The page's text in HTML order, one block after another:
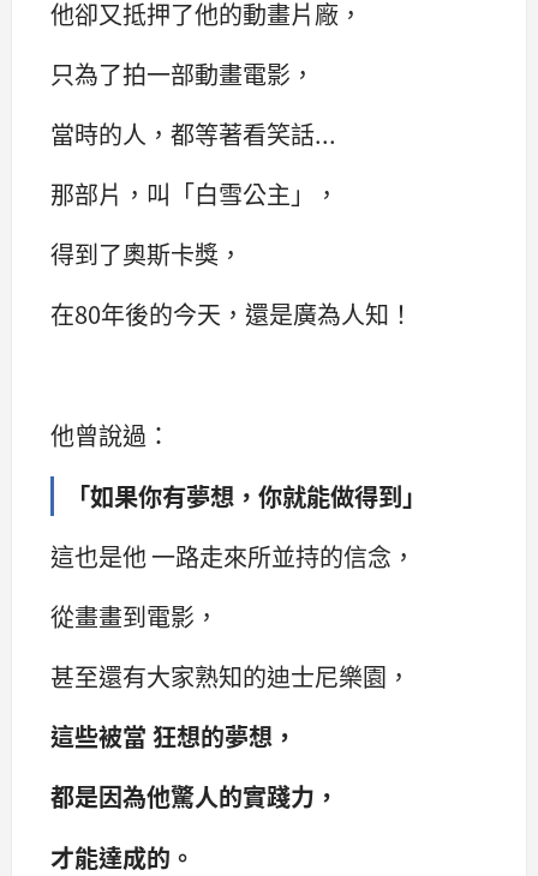
他卻又抵押了他的動畫片廠，
只為了拍一部動畫電影，
當時的人，都等著看笑話...
那部片，叫「白雪公主」，
得到了奧斯卡獎，
在80年後的今天，還是廣為人知！
他曾說過：
「如果你有夢想，你就能做得到」
這也是他 一路走來所並持的信念，
從畫畫到電影，
甚至還有大家熟知的迪士尼樂園，
這些被當 狂想的夢想，
都是因為他驚人的實踐力，
才能達成的。